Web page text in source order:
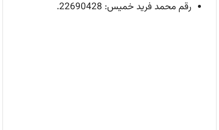
رقم محمد فريد خميس: 22690428.